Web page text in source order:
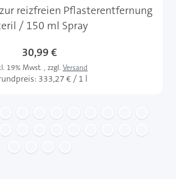
zur reizfreien Pflasterentfernung
/ 150 ml Spray
Sonderangebot
30,99 €
19% Mwst. , zzgl. Versand
333,27 € / 1 l